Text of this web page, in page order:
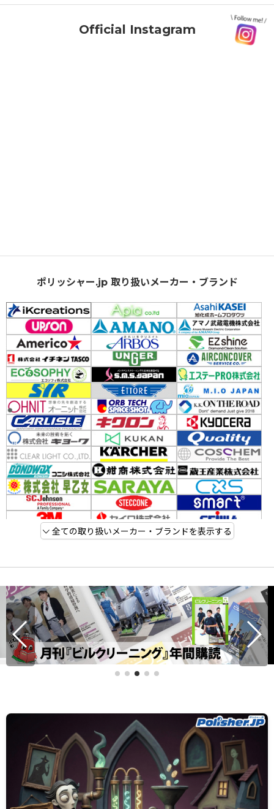
Official Instagram
ポリッシャー.jp 取り扱いメーカー・ブランド
全ての取り扱いメーカー・ブランドを表示する